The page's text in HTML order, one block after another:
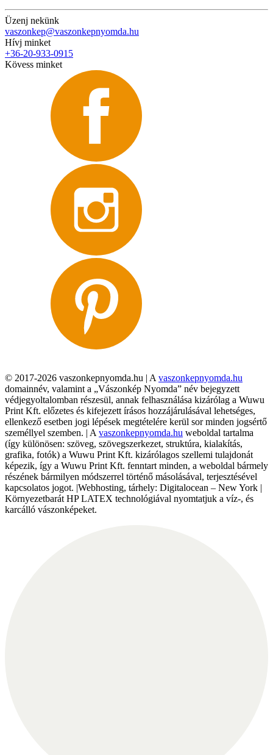
Üzenj nekünk
vaszonkep@vaszonkepnyomda.hu
Hívj minket
+36-20-933-0915
Kövess minket
© 2017-2026 vaszonkepnyomda.hu | A vaszonkepnyomda.hu
domainnév, valamint a „Vászonkép Nyomda” név bejegyzett
védjegyoltalomban részesül, annak felhasználása kizárólag a Wuwu
Print Kft. előzetes és kifejezett írásos hozzájárulásával lehetséges,
ellenkező esetben jogi lépések megtételére kerül sor minden jogsértő
személlyel szemben. | A vaszonkepnyomda.hu weboldal tartalma
(így különösen: szöveg, szövegszerkezet, struktúra, kialakítás,
grafika, fotók) a Wuwu Print Kft. kizárólagos szellemi tulajdonát
képezik, így a Wuwu Print Kft. fenntart minden, a weboldal bármely
részének bármilyen módszerrel történő másolásával, terjesztésével
kapcsolatos jogot. |Webhosting, tárhely: Digitalocean – New York |
Környezetbarát HP LATEX technológiával nyomtatjuk a víz-, és
karcálló vászonképeket.